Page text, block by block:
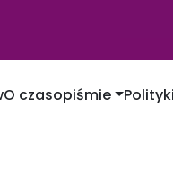
O czasopiśmie